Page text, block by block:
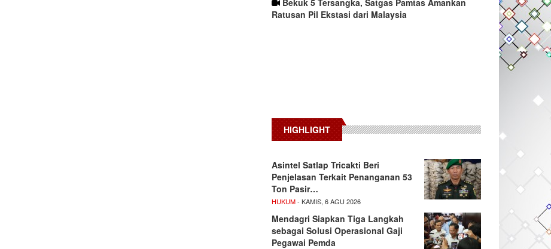
Ratusan Pil Ekstasi dari Malaysia
HIGHLIGHT
Asintel Satlap Tricakti Beri
Penjelasan Terkait Penanganan 53
Ton Pasir…
HUKUM- KAMIS, 6 AGU 2026
Mendagri Siapkan Tiga Langkah
sebagai Solusi Operasional Gaji
Pegawai Pemda